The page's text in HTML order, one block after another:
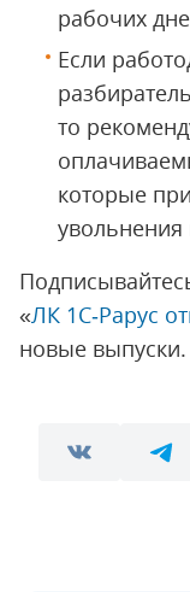
рабочих
Если
то
которые
увольнения
«ЛК 1С‑Рарус
новые выпуски.